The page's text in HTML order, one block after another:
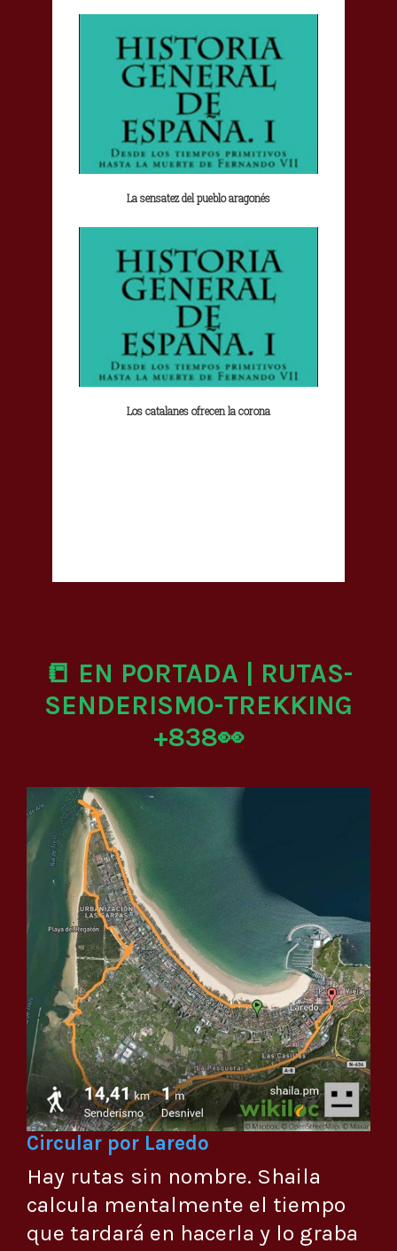
La sensatez del pueblo aragonés
Los catalanes ofrecen la corona
📒 EN PORTADA | RUTAS-
SENDERISMO-TREKKING
+838👀
Circular por Laredo
Hay rutas sin nombre. Shaila
calcula mentalmente el tiempo
que tardará en hacerla y lo graba